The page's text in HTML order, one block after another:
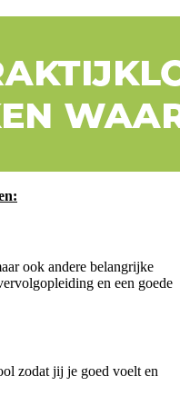
ook andere belangrijke
en een goede
zodat jij je goed voelt en